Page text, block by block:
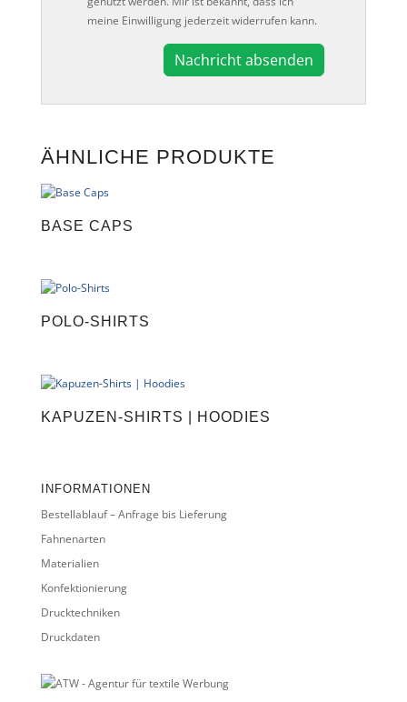
meine Einwilligung jederzeit widerrufen kann.
l
r
a
t
:
ÄHNLICHE PRODUKTE
BASE CAPS
POLO-SHIRTS
KAPUZEN-SHIRTS | HOODIES
INFORMATIONEN
Bestellablauf – Anfrage bis Lieferung
Fahnenarten
Materialien
Konfektionierung
Drucktechniken
Druckdaten